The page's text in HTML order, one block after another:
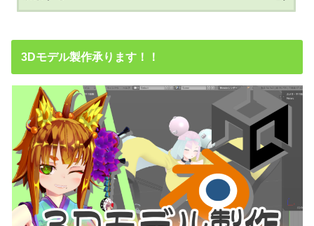
3Dモデル製作承ります！！